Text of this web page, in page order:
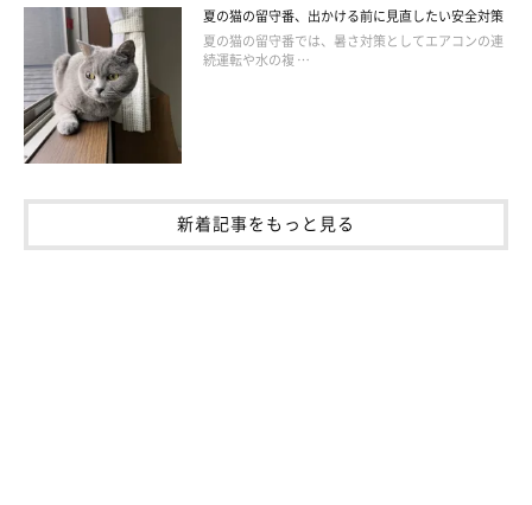
られる「恋の季節」ですが、飼い猫にとってはストレスがたまり
やすい季節。毎日少しでも遊んだり、爪とぎ環境を充実させたり
と、ストレス発散の場を設けてあげるようにしましょう。
参考／「ねこのきもち」2018年4月号『春は猫もソワソワ、ワク
ワク。猫の恋劇場』（監修：哺乳類学者 「ねこの博物館」館長
日本動物科学研究所所長 今泉忠明先生、東京大学附属動物医療
夏の猫の留守番、出かける前に見直したい安全対策
夏の猫の留守番では、暑さ対策としてエアコンの連
続運転や水の複 …
新着記事をもっと見る